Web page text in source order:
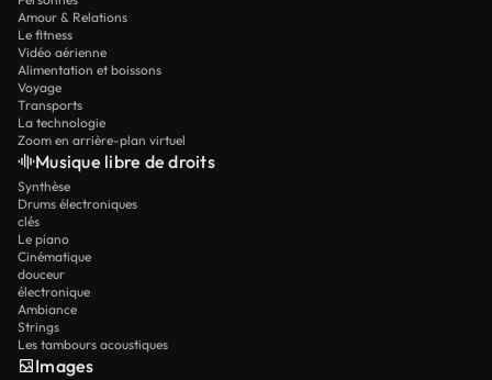
Amour & Relations
Le fitness
Vidéo aérienne
Alimentation et boissons
Voyage
Transports
La technologie
Zoom en arrière-plan virtuel
Musique libre de droits
Synthèse
Drums électroniques
clés
Le piano
Cinématique
douceur
électronique
Ambiance
Strings
Les tambours acoustiques
Images